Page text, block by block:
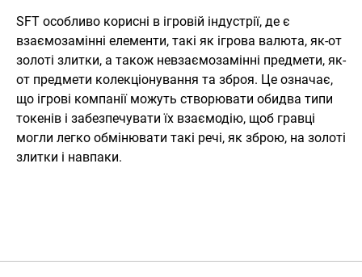
SFT особливо корисні в ігровій індустрії, де є
взаємозамінні елементи, такі як ігрова валюта, як-от
золоті злитки, а також невзаємозамінні предмети, як-
от предмети колекціонування та зброя. Це означає,
що ігрові компанії можуть створювати обидва типи
токенів і забезпечувати їх взаємодію, щоб гравці
могли легко обмінювати такі речі, як зброю, на золоті
злитки і навпаки.